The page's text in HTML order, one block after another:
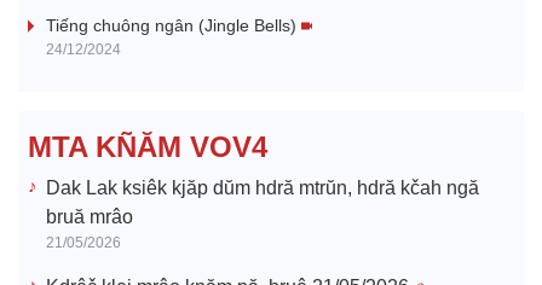
i
o
Tiếng chuông ngân (Jingle Bells)
24/12/2024
MTA KÑĂM VOV4
Dak Lak ksiêk kjăp dŭm hdră mtrŭn, hdră kčah ngă
bruă mrâo
21/05/2026